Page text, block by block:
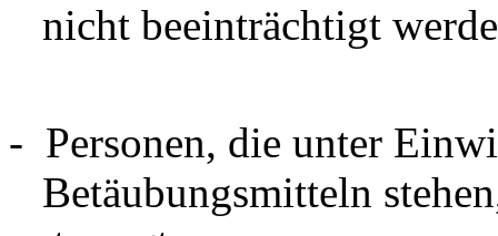
nicht beeinträchtigt
- Personen, die unter
Betäubungsmitteln